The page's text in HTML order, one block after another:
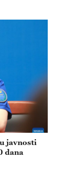
javnosti
dana